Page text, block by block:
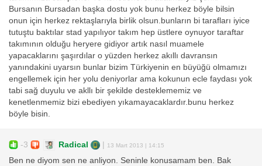
Bursanın Bursadan başka dostu yok bunu herkez böyle bilsin
onun için herkez rektaşlarıyla birlik olsun.bunların bi tarafları iyice
tutuştu baktılar stad yapılıyor takım hep üstlere oynuyor taraftar
takımının olduğu heryere gidiyor artık nasıl muamele
yapacaklarını şaşırdılar o yüzden herkez akıllı davransın
yanındakini uyarsın bunlar bizim Türkiyenin en büyüğü olmamızı
engellemek için her yolu deniyorlar ama kokunun ecle faydası yok
tabi sağ duyulu ve akllı bir şekilde desteklememiz ve
kenetlenmemiz bizi ebediyen yıkamayacaklardır.bunu herkez
böyle bisin.
-3 Radical 13 Mart 2013 | 14:15
Ben ne diyom sen ne anliyon. Seninle konusamam ben. Bak